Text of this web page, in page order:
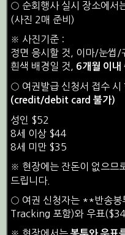
○ 순회행사 실시 장소에서
(사진 2매 준비)
※ 사진기준 :
정면 응시할 것, 이마/눈썹/
흰색 배경일 것, 6개월 이내
○ 여권발급 신청서 접수 시
(credit/debit card 불가)
성인 $52
8세 이상 $44
8세 미만 $35
※ 현장에는 잔돈이 없으므
드립니다.
○ 여권 신청자는 **반송봉
Tracking 포함)와 우표